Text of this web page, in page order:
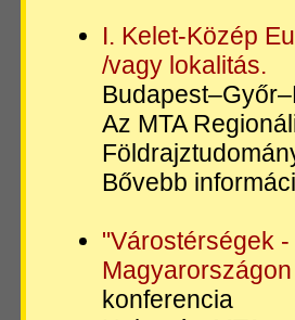
I. Kelet-Közép
/vagy lokalitás.
Az MTA
Bővebb
"Várostérségek
konferencia